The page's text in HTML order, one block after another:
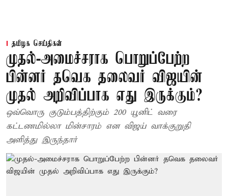
தமிழக செய்திகள்
முதல்-அமைச்சராக பொறுப்பேற்ற
பின்னர் தவெக தலைவர் விஜயின்
முதல் அறிவிப்பாக எது இருக்கும்?
ஒவ்வொரு குடும்பத்திற்கும் 200 யூனிட் வரை
கட்டணமில்லா மின்சாரம் என விஜய் வாக்குறுதி
அளித்து இருந்தார்